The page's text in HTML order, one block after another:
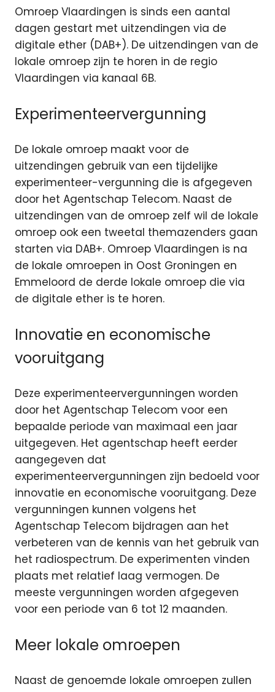
Omroep Vlaardingen is sinds een aantal
dagen gestart met uitzendingen via de
digitale ether (DAB+). De uitzendingen van de
lokale omroep zijn te horen in de regio
Vlaardingen via kanaal 6B.
Experimenteervergunning
De lokale omroep maakt voor de
uitzendingen gebruik van een tijdelijke
experimenteer-vergunning die is afgegeven
door het Agentschap Telecom. Naast de
uitzendingen van de omroep zelf wil de lokale
omroep ook een tweetal themazenders gaan
starten via DAB+. Omroep Vlaardingen is na
de lokale omroepen in Oost Groningen en
Emmeloord de derde lokale omroep die via
de digitale ether is te horen.
Innovatie en economische
vooruitgang
Deze experimenteervergunningen worden
door het Agentschap Telecom voor een
bepaalde periode van maximaal een jaar
uitgegeven. Het agentschap heeft eerder
aangegeven dat
experimenteervergunningen zijn bedoeld voor
innovatie en economische vooruitgang. Deze
vergunningen kunnen volgens het
Agentschap Telecom bijdragen aan het
verbeteren van de kennis van het gebruik van
het radiospectrum. De experimenten vinden
plaats met relatief laag vermogen. De
meeste vergunningen worden afgegeven
voor een periode van 6 tot 12 maanden.
Meer lokale omroepen
Naast de genoemde lokale omroepen zullen